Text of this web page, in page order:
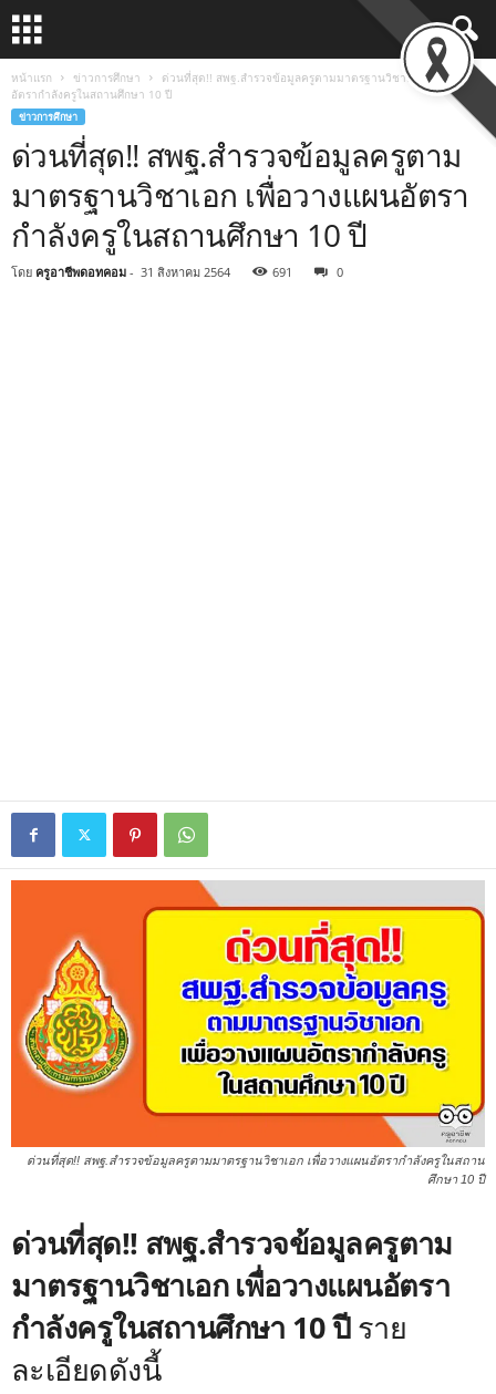
หน้าแรก ข่าวการศึกษา
ด่วนที่สุด!! สพฐ.สำรวจข้อมูลครูตามมาตรฐานวิชาเอก เพื่อวางแผน
อัตรากำลังครูในสถานศึกษา 10 ปี
ข่าวการศึกษา
ด่วนที่สุด!! สพฐ.สำรวจข้อมูลครูตาม
มาตรฐานวิชาเอก เพื่อวางแผนอัตรา
กำลังครูในสถานศึกษา 10 ปี
โดย ครูอาชีพดอทคอม - 31 สิงหาคม 2564 691 0
ด่วนที่สุด!! สพฐ.สำรวจข้อมูลครูตามมาตรฐานวิชาเอก เพื่อวางแผนอัตรากำลังครูในสถาน
ศึกษา 10 ปี
ด่วนที่สุด!! สพฐ.สำรวจข้อมูลครูตาม
มาตรฐานวิชาเอก เพื่อวางแผนอัตรา
กำลังครูในสถานศึกษา 10 ปีราย
ละเอียดดังนี้